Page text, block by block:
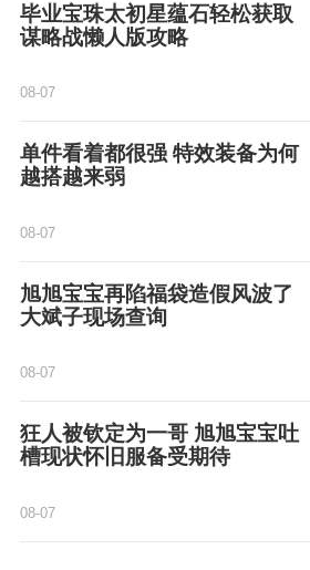
毕业宝珠太初星蕴石轻松获取
谋略战懒人版攻略
08-07
单件看着都很强 特效装备为何
越搭越来弱
08-07
旭旭宝宝再陷福袋造假风波了
大斌子现场查询
08-07
狂人被钦定为一哥 旭旭宝宝吐
槽现状怀旧服备受期待
08-07